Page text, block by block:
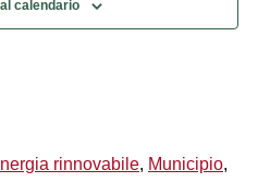
calendario
rinnovabile, Municipio,